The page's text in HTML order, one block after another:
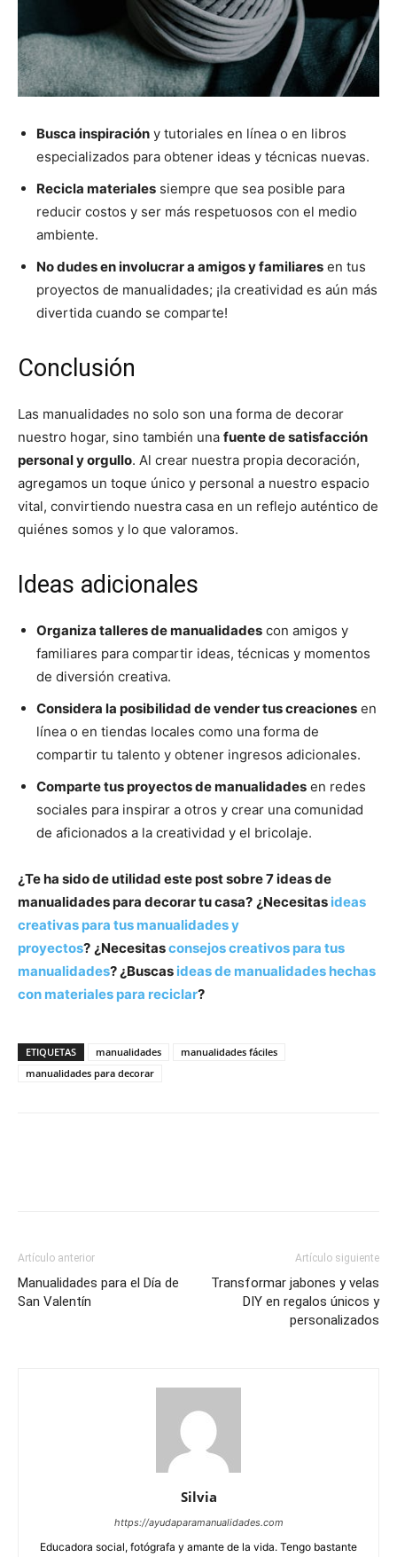
Busca inspiración y tutoriales en línea o en libros
especializados para obtener ideas y técnicas nuevas.
Recicla materiales siempre que sea posible para
reducir costos y ser más respetuosos con el medio
ambiente.
No dudes en involucrar a amigos y familiares en tus
proyectos de manualidades; ¡la creatividad es aún más
divertida cuando se comparte!
Conclusión
Las manualidades no solo son una forma de decorar
nuestro hogar, sino también una fuente de satisfacción
personal y orgullo. Al crear nuestra propia decoración,
agregamos un toque único y personal a nuestro espacio
vital, convirtiendo nuestra casa en un reflejo auténtico de
quiénes somos y lo que valoramos.
Ideas adicionales
Organiza talleres de manualidades con amigos y
familiares para compartir ideas, técnicas y momentos
de diversión creativa.
Considera la posibilidad de vender tus creaciones en
línea o en tiendas locales como una forma de
compartir tu talento y obtener ingresos adicionales.
Comparte tus proyectos de manualidades en redes
sociales para inspirar a otros y crear una comunidad
de aficionados a la creatividad y el bricolaje.
¿Te ha sido de utilidad este post sobre 7 ideas de
manualidades para decorar tu casa? ¿Necesitas ideas
creativas para tus manualidades y
proyectos? ¿Necesitasconsejos creativos para tus
manualidades? ¿Buscas ideas de manualidades hechas
con materiales para reciclar?
ETIQUETAS manualidades
manualidades fáciles
manualidades para decorar
Artículo anterior
Manualidades para el Día de
San Valentín
Artículo siguiente
Transformar jabones y velas
DIY en regalos únicos y
personalizados
Silvia
https://ayudaparamanualidades.com
Educadora social, fotógrafa y amante de la vida. Tengo bastante